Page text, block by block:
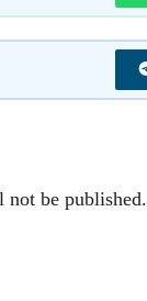
not be published.